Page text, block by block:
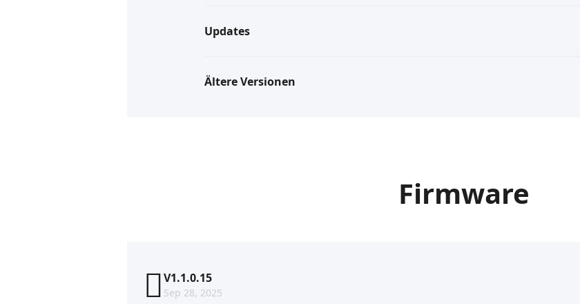
Updates
Ältere Versionen
Firmware
V1.1.0.15
Sep 28, 2025